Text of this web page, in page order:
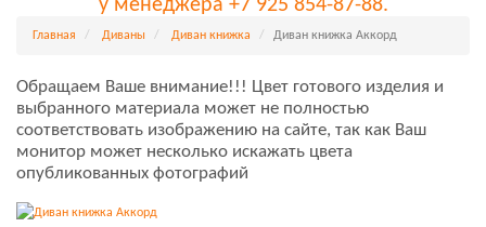
у менеджера +7 925 854-87-88.
Главная Диваны Диван книжка Диван книжка Аккорд
Обращаем Ваше внимание!!! Цвет готового изделия и
выбранного материала может не полностью
соответствовать изображению на сайте, так как Ваш
монитор может несколько искажать цвета
опубликованных фотографий